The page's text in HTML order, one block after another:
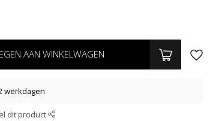
AAN WINKELWAGEN
werkdagen
dit product